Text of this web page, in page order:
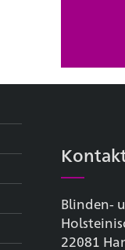
Blinden-
22081